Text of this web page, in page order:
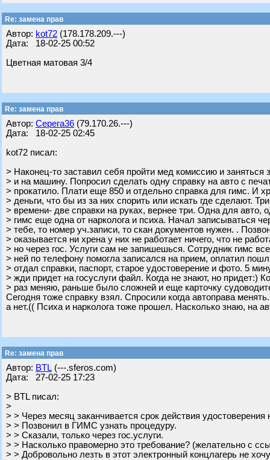
Re: замена прав
Автор: kot72 (178.178.209.---)
Дата: 18-02-25 00:52
Цветная матовая 3/4
Re: замена прав
Автор: Серега36 (79.170.26.---)
Дата: 18-02-25 02:45
kot72 писал:
> Наконец-то заставил себя пройти мед комиссию и заняться
> и на машину. Попросил сделать одну справку на авто с
> прокатило. Плати еще 850 и отдельно справка для гимс. И
> деньги, что бы из за них спорить или искать где сделают.
> времени- две справки на руках, вернее три. Одна для авто,
> гимс еще одна от нарколога и психа. Начал записываться
> тебе, то номер уч.записи, то скан документов нужен. .
> оказывается ни хрена у них не работает ничего, что не
> но через гос. Услуги сам не запишешься. Сотрудник гимс
> ней по телефону помогла записался на прием, оплатил
> отдал справки, паспорт, старое удостоверение и фото. 5
> жди придет на госуслуги файл. Когда не знают, но придет:)
> раз меняю, раньше было сложней и еще карточку
Сегодня тоже справку взял. Спросили когда автоправа
а нет.(( Психа и нарколога тоже прошел. Насколько знаю, на
Re: замена прав
Автор: BTL (---.sferos.com)
Дата: 27-02-25 17:23
> BTL писал:
>
> > Через месяц заканчивается срок действия
> > Позвонил в ГИМС узнать процедуру.
> > Сказали, только через гос.услуги.
> > Насколько правомерно это требование? (желательно с
> > Добровольно лезть в этот электронный концлагерь не